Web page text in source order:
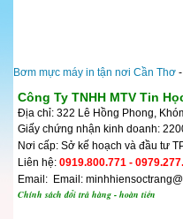
Bơm mực máy in tận nơi Cần Thơ -
Công Ty TNHH MTV Tin
Địa chỉ: 322 Lê Hồng Phong,
Giấy chứng nhận kinh doanh:
Nơi cấp: Sở kế hoạch và đầu tư
Liên hệ: 0919.800.771 -
Email: Email:
Chính sách đổi trả hàng - hoàn tiền